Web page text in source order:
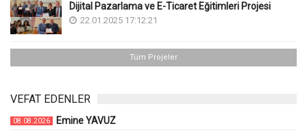
Dijital Pazarlama ve E-Ticaret Eğitimleri Projesi
22.01.2025 17:12:21
Tüm Projeler
VEFAT EDENLER
08.08.2026 Emine YAVUZ